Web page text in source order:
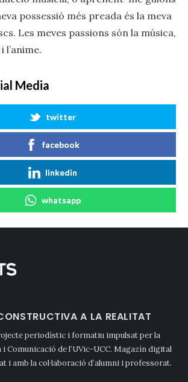
possessió més preada és la meva
Les meves passions són la música,
Media
twitter
facebook
linkedin
whatsapp
A LA REALITAT
periodístic i formatiu impulsat per la
i Comunicació de l’UVic-UCC. Magazín digital
i amb la col·laboració d’alumni i professorat.